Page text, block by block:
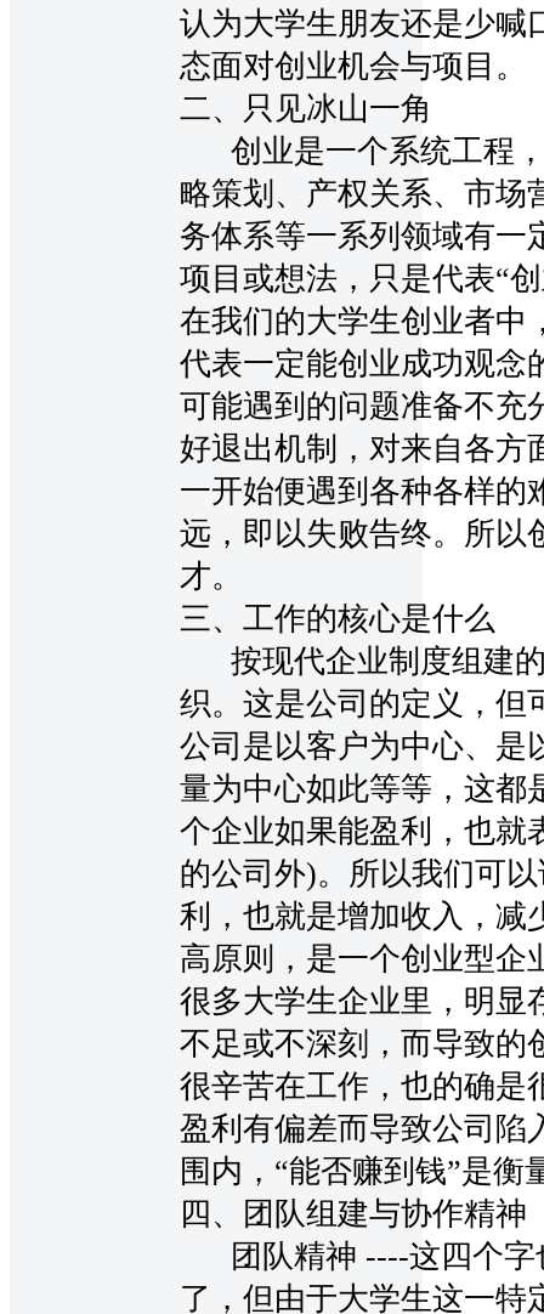
认为大学生朋友还是少喊
态面对创业机会与项目。
二、只见冰山一角
创业是一个系统工程，
略策划、产权关系、市场
务体系等一系列领域有一
项目或想法，只是代表“
在我们的大学生创业者中
代表一定能创业成功观念
可能遇到的问题准备不充
好退出机制，对来自各方
一开始便遇到各种各样的
远，即以失败告终。所以
才。
三、工作的核心是什么
按现代企业制度组建的
织。这是公司的定义，但
公司是以客户为中心、是
量为中心如此等等，这都
个企业如果能盈利，也就
的公司外)。所以我们可
利，也就是增加收入，减
高原则，是一个创业型企
很多大学生企业里，明显
不足或不深刻，而导致的
很辛苦在工作，也的确是
盈利有偏差而导致公司陷
围内，“能否赚到钱”是
四、团队组建与协作精神
团队精神 ----这四个字
了，但由于大学生这一特